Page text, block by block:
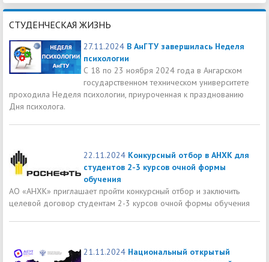
СТУДЕНЧЕСКАЯ ЖИЗНЬ
27.11.2024 В АнГТУ завершилась Неделя
психологии
С 18 по 23 ноября 2024 года в Ангарском
государственном техническом университете
проходила Неделя психологии, приуроченная к празднованию
Дня психолога.
22.11.2024 Конкурсный отбор в АНХК для
студентов 2-3 курсов очной формы
обучения
АО «АНХК» приглашает пройти конкурсный отбор и заключить
целевой договор студентам 2-3 курсов очной формы обучения
21.11.2024 Национальный открытый